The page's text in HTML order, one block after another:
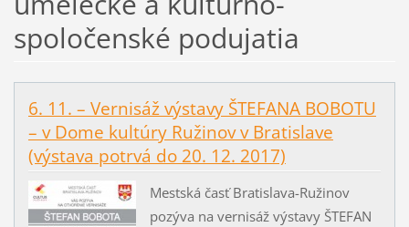
spoločenské podujatia
6. 11. – Vernisáž výstavy ŠTEFANA BOBOTU
– v Dome kultúry Ružinov v Bratislave
(výstava potrvá do 20. 12. 2017)
Mestská časť Bratislava-Ružinov
pozýva na vernisáž výstavy ŠTEFAN